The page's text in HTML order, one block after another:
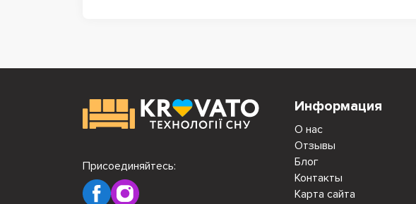
Информация
О нас
Отзывы
Блог
Контакты
Карта сайта
Присоединяйтесь: